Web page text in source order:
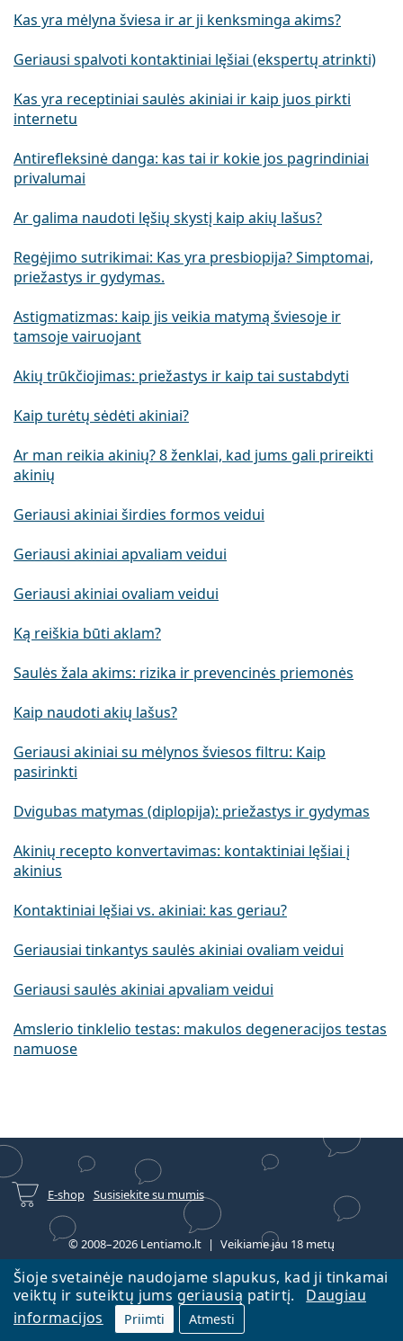
Šioje svetainėje naudojame slapukus, kad ji tinkamai
veiktų ir suteiktų jums geriausią patirtį.
Daugiau
informacijos
Priimti Atmesti
Kas yra mėlyna šviesa ir ar ji kenksminga akims?
Geriausi spalvoti kontaktiniai lęšiai (ekspertų atrinkti)
Kas yra receptiniai saulės akiniai ir kaip juos pirkti
internetu
Antirefleksinė danga: kas tai ir kokie jos pagrindiniai
privalumai
Ar galima naudoti lęšių skystį kaip akių lašus?
Regėjimo sutrikimai: Kas yra presbiopija? Simptomai,
priežastys ir gydymas.
Astigmatizmas: kaip jis veikia matymą šviesoje ir
tamsoje vairuojant
Akių trūkčiojimas: priežastys ir kaip tai sustabdyti
Kaip turėtų sėdėti akiniai?
Ar man reikia akinių? 8 ženklai, kad jums gali prireikti
akinių
Geriausi akiniai širdies formos veidui
Geriausi akiniai apvaliam veidui
Geriausi akiniai ovaliam veidui
Ką reiškia būti aklam?
Saulės žala akims: rizika ir prevencinės priemonės
Kaip naudoti akių lašus?
Geriausi akiniai su mėlynos šviesos filtru: Kaip
pasirinkti
Dvigubas matymas (diplopija): priežastys ir gydymas
Akinių recepto konvertavimas: kontaktiniai lęšiai į
akinius
Kontaktiniai lęšiai vs. akiniai: kas geriau?
Geriausiai tinkantys saulės akiniai ovaliam veidui
Geriausi saulės akiniai apvaliam veidui
Amslerio tinklelio testas: makulos degeneracijos testas
namuose
E-shop Susisiekite su mumis
© 2008–2026 Lentiamo.lt Veikiame jau 18 metų